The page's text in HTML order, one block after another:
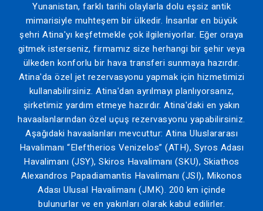
Yunanistan, farklı tarihi olaylarla dolu eşsiz antik
mimarisiyle muhteşem bir ülkedir. İnsanlar en büyük
şehri Atina'yı keşfetmekle çok ilgileniyorlar. Eğer oraya
gitmek isterseniz, firmamız size herhangi bir şehir veya
ülkeden konforlu bir hava transferi sunmaya hazırdır.
Atina'da özel jet rezervasyonu yapmak için hizmetimizi
kullanabilirsiniz. Atina'dan ayrılmayı planlıyorsanız,
şirketimiz yardım etmeye hazırdır. Atina'daki en yakın
havaalanlarından özel uçuş rezervasyonu yapabilirsiniz.
Aşağıdaki havaalanları mevcuttur: Atina Uluslararası
Havalimanı “Eleftherios Venizelos” (ATH), Syros Adası
Havalimanı (JSY), Skiros Havalimanı (SKU), Skiathos
Alexandros Papadiamantis Havalimanı (JSI), Mikonos
Adası Ulusal Havalimanı (JMK). 200 km içinde
bulunurlar ve en yakınları olarak kabul edilirler.